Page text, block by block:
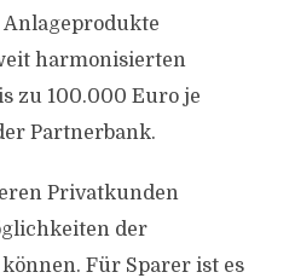
Anlageprodukte
harmonisierten
zu 100.000 Euro je
Partnerbank.
Privatkunden
der
Für Sparer ist es